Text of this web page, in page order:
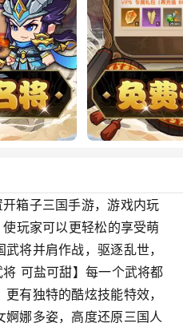
箱子三国手游，游戏内玩
玩家可以更轻松的享受萌
将并肩作战，驱逐乱世，
可盐可甜】每一个武将都
有独特的酷炫技能特效，
娜多姿，高度还原三国人